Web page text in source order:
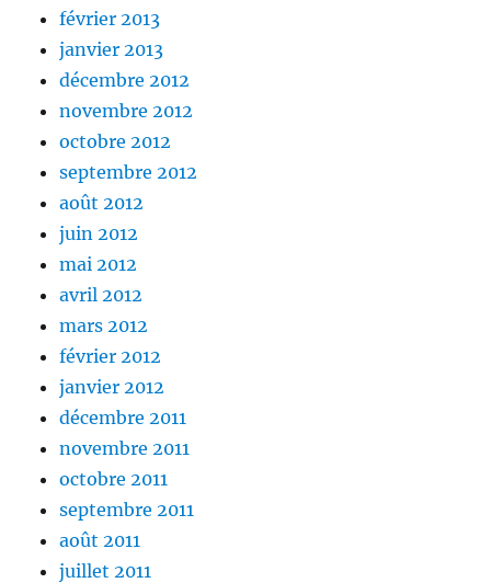
février 2013
janvier 2013
décembre 2012
novembre 2012
octobre 2012
septembre 2012
août 2012
juin 2012
mai 2012
avril 2012
mars 2012
février 2012
janvier 2012
décembre 2011
novembre 2011
octobre 2011
septembre 2011
août 2011
juillet 2011